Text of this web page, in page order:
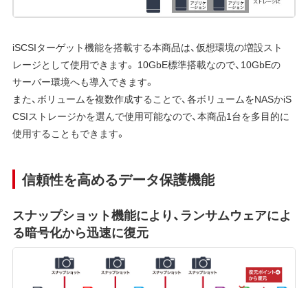
iSCSIターゲット機能を搭載する本商品は、仮想環境の増設スト
レージとして使用できます。 10GbE標準搭載なので、10GbEの
サーバー環境へも導入できます。
また、ボリュームを複数作成することで、各ボリュームをNASかiS
CSIストレージかを選んで使用可能なので、本商品1台を多目的に
使用することもできます。
信頼性を高めるデータ保護機能
スナップショット機能により、ランサムウェアによ
る暗号化から迅速に復元